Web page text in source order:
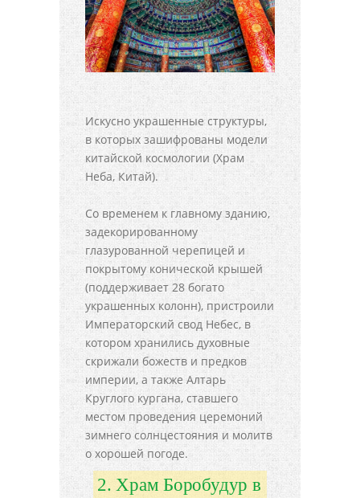
Искусно украшенные структуры,
в которых зашифрованы модели
китайской космологии (Храм
Неба, Китай).
Со временем к главному зданию,
задекорированному
глазурованной черепицей и
покрытому конической крышей
(поддерживает 28 богато
украшенных колонн), пристроили
Императорский свод Небес, в
котором хранились духовные
скрижали божеств и предков
империи, а также Алтарь
Круглого кургана, ставшего
местом проведения церемоний
зимнего солнцестояния и молитв
о хорошей погоде.
2. Храм Боробудур в